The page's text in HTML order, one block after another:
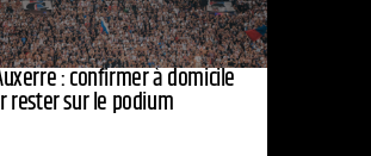
: confirmer à domicile
rester sur le podium